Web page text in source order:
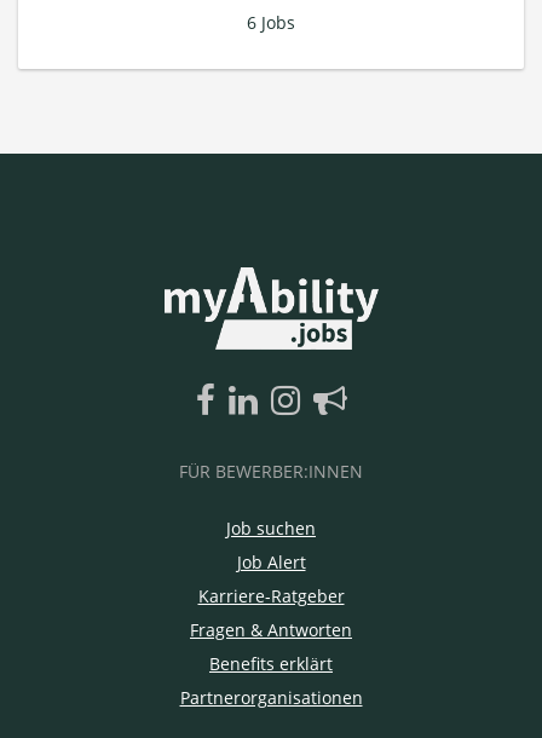
6 Jobs
FÜR BEWERBER:INNEN
Job suchen
Job Alert
Karriere-Ratgeber
Fragen & Antworten
Benefits erklärt
Partnerorganisationen